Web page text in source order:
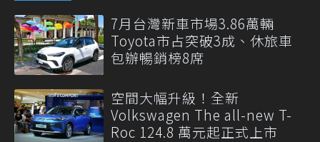
7月台灣新車市場3.86萬輛
Toyota市占突破3成、休旅車
包辦暢銷榜8席
空間大幅升級！全新
Volkswagen The all-new T-
Roc 124.8 萬元起正式上市